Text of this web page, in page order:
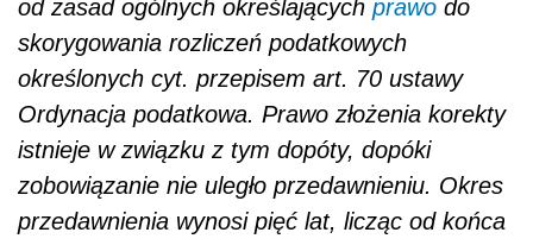
od zasad ogól­nych określających prawo do
skorygowania rozliczeń podatkowych
określonych cyt. przepisem art. 70 ustawy
Ordynacja podatkowa. Prawo złożenia korekty
istnieje w związku z tym dopóty, dopóki
zobowiązanie nie uległo przedawnieniu. Okres
przedawnienia wynosi pięć lat, licząc od końca